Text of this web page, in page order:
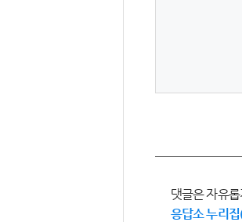
댓글은 자유
응답소 누리